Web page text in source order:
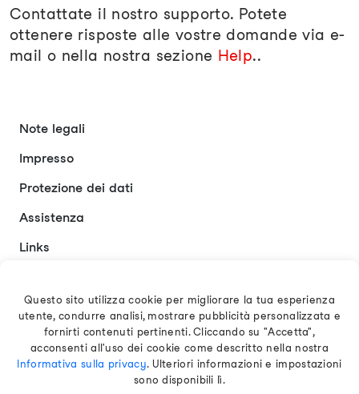
Contattate il nostro supporto. Potete
ottenere risposte alle vostre domande via e-
mail o nella nostra sezione Help..
Note legali
Impresso
Protezione dei dati
Assistenza
Links
Italiano
Questo sito utilizza cookie per migliorare la tua esperienza
utente, condurre analisi, mostrare pubblicità personalizzata e
fornirti contenuti pertinenti. Cliccando su "Accetta",
acconsenti all'uso dei cookie come descritto nella nostra
Informativa sulla privacy. Ulteriori informazioni e impostazioni
sono disponibili lì.